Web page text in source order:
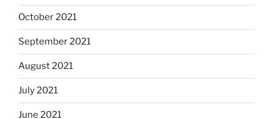
October 2021
September 2021
August 2021
July 2021
June 2021